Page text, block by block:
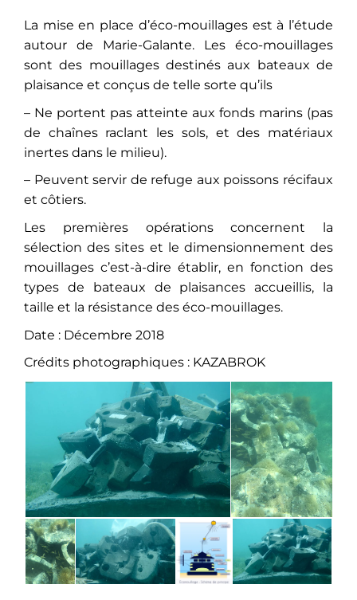
La mise en place d’éco-mouillages est à l’étude
autour de Marie-Galante. Les éco-mouillages
sont des mouillages destinés aux bateaux de
plaisance et conçus de telle sorte qu’ils
– Ne portent pas atteinte aux fonds marins (pas
de chaînes raclant les sols, et des matériaux
inertes dans le milieu).
– Peuvent servir de refuge aux poissons récifaux
et côtiers.
Les premières opérations concernent la
sélection des sites et le dimensionnement des
mouillages c’est-à-dire établir, en fonction des
types de bateaux de plaisances accueillis, la
taille et la résistance des éco-mouillages.
Date : Décembre 2018
Crédits photographiques : KAZABROK